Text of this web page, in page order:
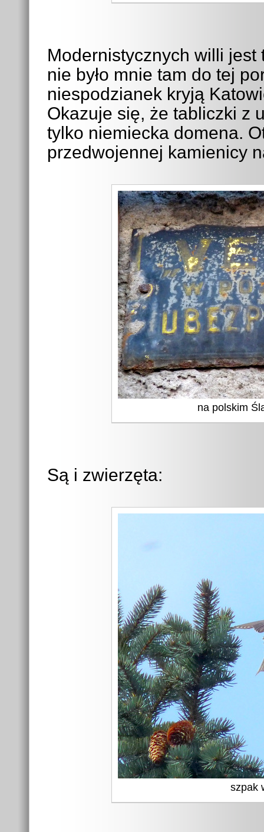
Modernistycznych willi
nie było mnie tam do tej
niespodzianek kryją
Okazuje się, że tabliczki z
tylko niemiecka domena.
przedwojennej kamienicy
na polskim
Są i zwierzęta:
szpak